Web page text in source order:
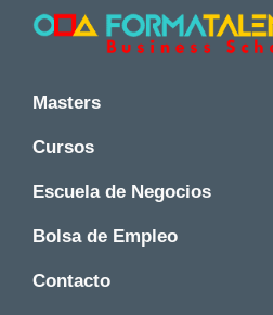
Saltar
Saltar
Saltar
principal
y
Master
en
Madrid
Formatalent
y
en
-
Formatalent
Masters
Cursos
Escuela de Negocios
Bolsa de Empleo
Contacto